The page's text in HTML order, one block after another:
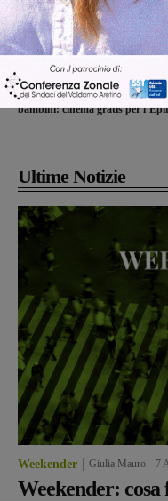
Articolo precedente
Torna il regalo del comune ai
bambini: cinema gratis per
Ultime Notizie
Weekender Giulia Mauro 7
Weekender: